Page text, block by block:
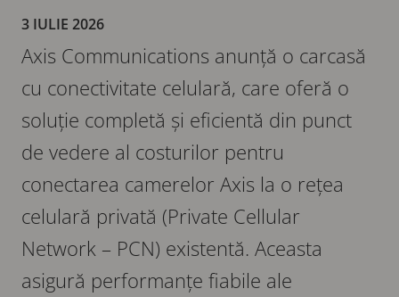
3 IULIE 2026
Axis Communications anunță o carcasă
cu conectivitate celulară, care oferă o
soluție completă și eficientă din punct
de vedere al costurilor pentru
conectarea camerelor Axis la o rețea
celulară privată (Private Cellular
Network – PCN) existentă. Aceasta
asigură performanțe fiabile ale